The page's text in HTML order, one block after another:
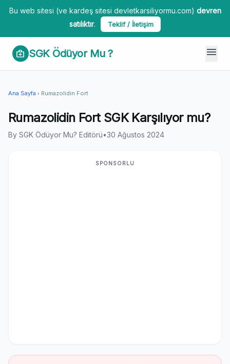
Bu web sitesi (ve kardeş sitesi devletkarsiliyormu.com) devren
satılıktır. Teklif / İletişim
medical_services SGK Ödüyor Mu ? menu
Ana Sayfa chevron_right Rumazolidin Fort
Rumazolidin Fort SGK Karşılıyor mu?
By SGK Ödüyor Mu? Editörü•30 Ağustos 2024
SPONSORLU